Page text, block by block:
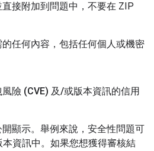
接附加到問題中，不要在 ZIP
任何內容，包括任何個人或機密
險 (CVE) 及/或版本資訊的信用
顯示。舉例來說，安全性問題可
本資訊中。如果您想獲得審核結